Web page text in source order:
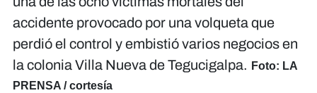
accidente provocado por una volqueta que
perdió el control y embistió varios negocios en
la colonia Villa Nueva de Tegucigalpa. Foto: LA
PRENSA / cortesía